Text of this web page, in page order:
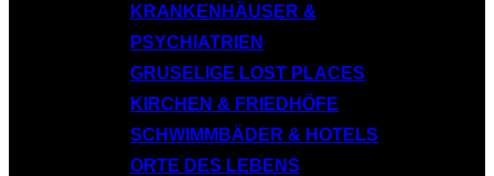
KRANKENHÄUSER &
PSYCHIATRIEN
GRUSELIGE LOST PLACES
KIRCHEN & FRIEDHÖFE
SCHWIMMBÄDER & HOTELS
ORTE DES LEBENS